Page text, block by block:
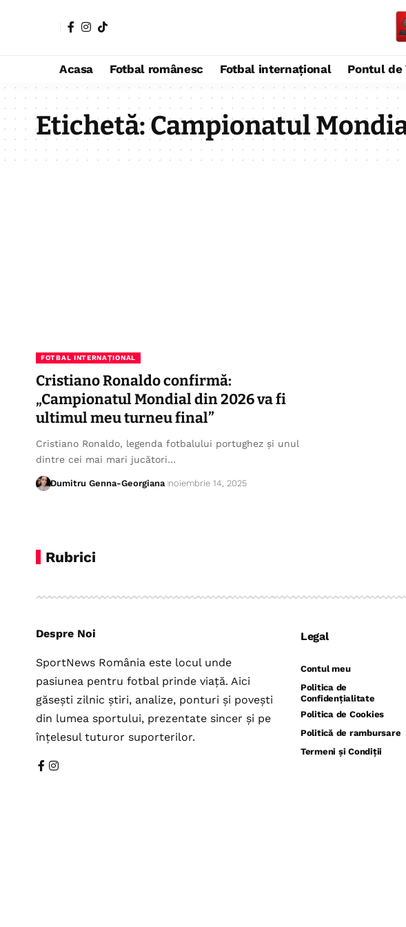
Acasa Fotbal românesc Fotbal internațional Pontul de
Etichetă:Campionatul
FOTBAL INTERNAȚIONAL
Cristiano Ronaldo confirmă:
„Campionatul Mondial din 2026 va fi
ultimul meu turneu final”
Cristiano Ronaldo, legenda fotbalului portughez și unul
dintre cei mai mari jucători…
Dumitru Genna-Georgiana noiembrie 14, 2025
Rubrici
Despre Noi
SportNews România este locul unde
pasiunea pentru fotbal prinde viață. Aici
găsești zilnic știri, analize, ponturi și povești
din lumea sportului, prezentate sincer și pe
înțelesul tuturor suporterilor.
Legal
Contul meu
Politica de
Confidențialitate
Politica de Cookies
Politică de rambursare
Termeni și Condiții